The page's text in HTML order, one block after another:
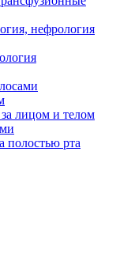
нефрология
лицом и телом
полостью рта